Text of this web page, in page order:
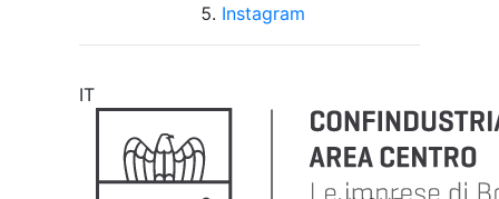
Instagram
IT